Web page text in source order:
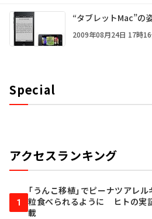
“タブレットMac”の
2009年08月24日 17時
Special
アクセスランキング
1
「うんこ移植」でピーナツアレ
粒食べられるように ヒトの
載